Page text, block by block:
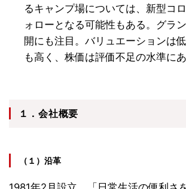
るキャンプ場については、新型コ
ォローとなる可能性もある。グラ
開にも注目。バリュエーションは
も高く、株価は評価不足の水準に
１．会社概要
（１）沿革